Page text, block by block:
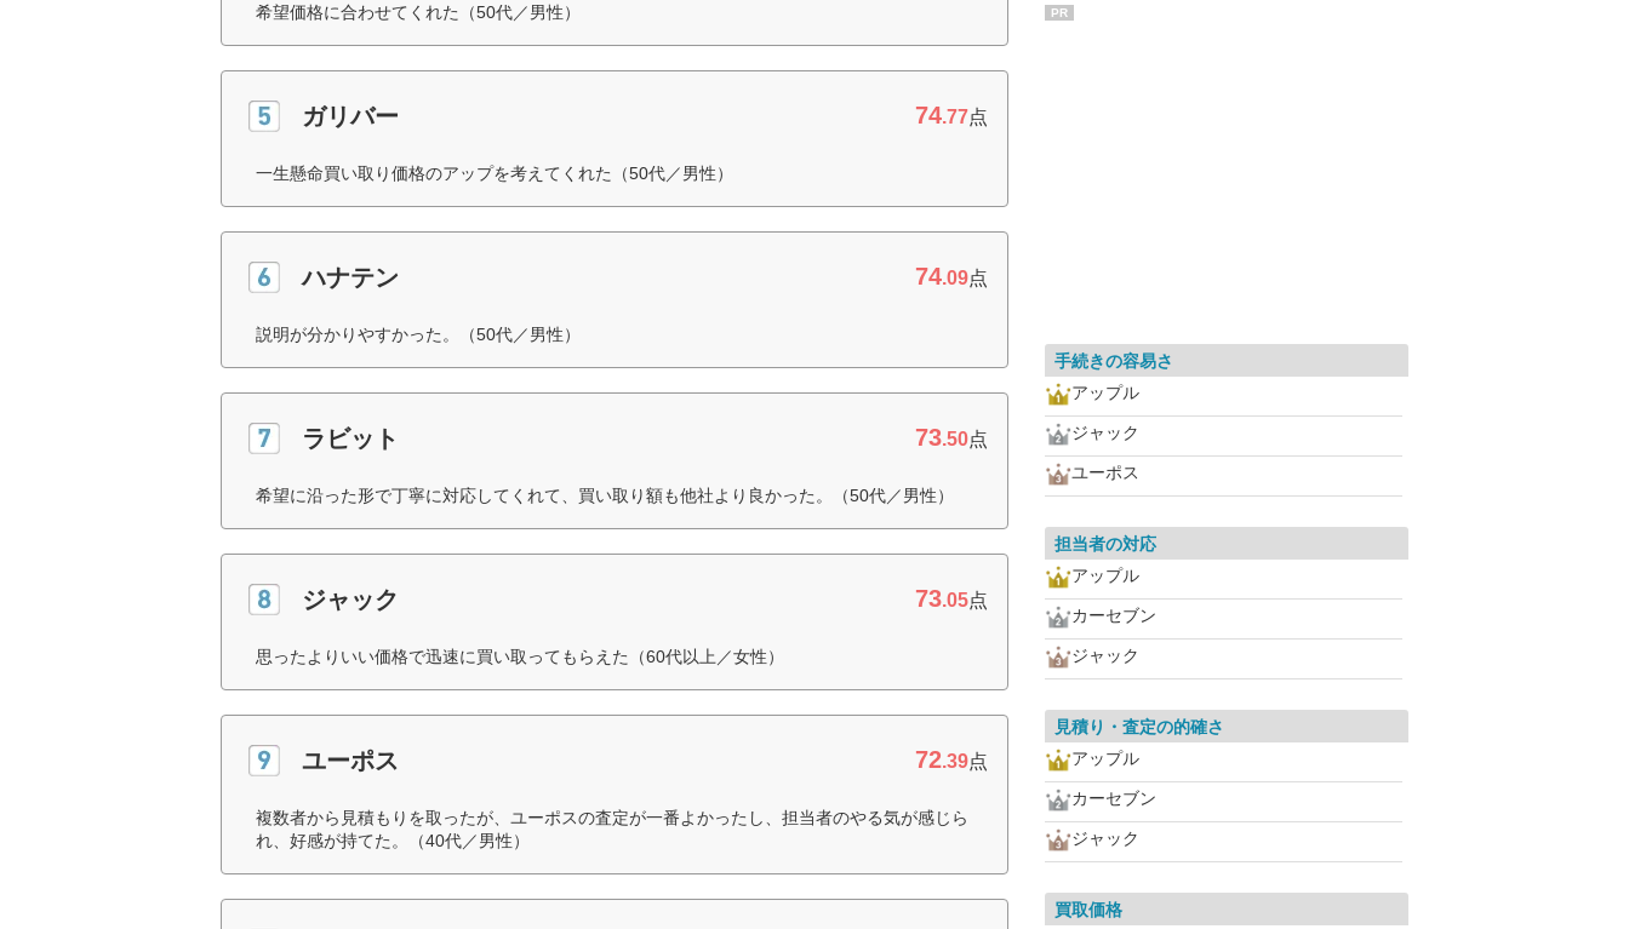
希望価格に合わせてくれた（50代／男性）
ガリバー 74.77点
一生懸命買い取り価格のアップを考えてくれた（50代／男性）
ハナテン 74.09点
説明が分かりやすかった。（50代／男性）
ラビット 73.50点
希望に沿った形で丁寧に対応してくれて、買い取り額も他社より良かった。（50代／男性）
ジャック 73.05点
思ったよりいい価格で迅速に買い取ってもらえた（60代以上／女性）
ユーポス 72.39点
複数者から見積もりを取ったが、ユーポスの査定が一番よかったし、担当者のやる気が感じら
れ、好感が持てた。（40代／男性）
PR
手続きの容易さ
アップル
ジャック
ユーポス
担当者の対応
アップル
カーセブン
ジャック
見積り・査定の的確さ
アップル
カーセブン
ジャック
買取価格